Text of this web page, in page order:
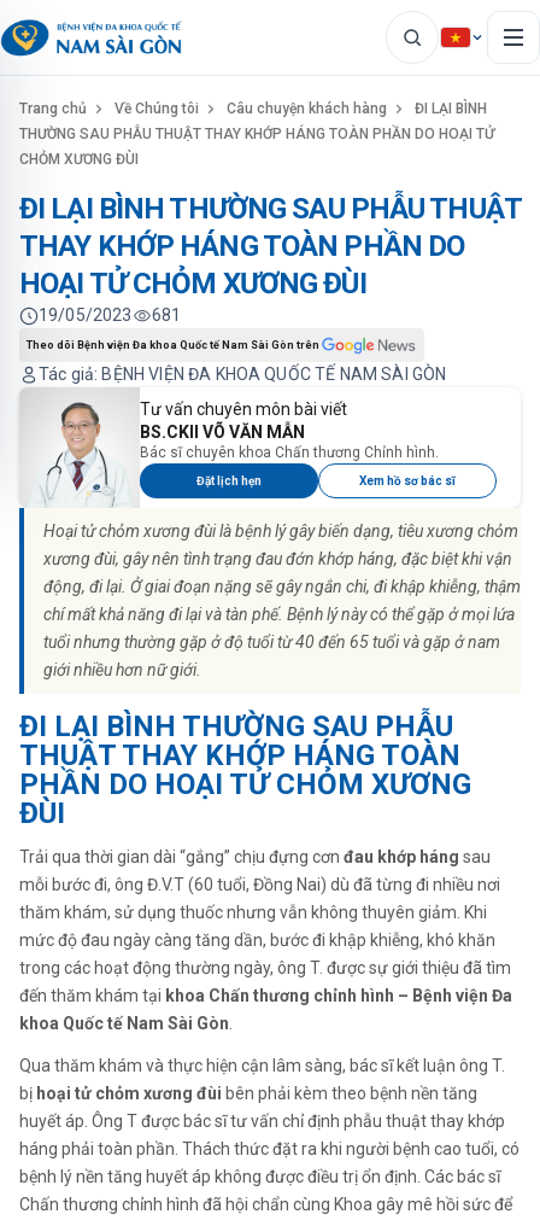
Trang chủ Về Chúng tôi Câu chuyện khách hàng
ĐI LẠI BÌNH
THƯỜNG SAU PHẪU THUẬT THAY KHỚP HÁNG TOÀN PHẦN DO HOẠI TỬ
CHỎM XƯƠNG ĐÙI
ĐI LẠI BÌNH THƯỜNG SAU PHẪU THUẬT
THAY KHỚP HÁNG TOÀN PHẦN DO
HOẠI TỬ CHỎM XƯƠNG ĐÙI
Tác giả: BỆNH VIỆN ĐA KHOA QUỐC TẾ NAM SÀI GÒN
19/05/2023 681
Theo dõi Bệnh viện Đa khoa Quốc tế Nam Sài Gòn trên
Tư vấn chuyên môn bài viết
BS.CKII VÕ VĂN MẪN
Bác sĩ chuyên khoa Chấn thương Chỉnh hình.
Đặt lịch hẹn Xem hồ sơ bác sĩ
Hoại tử chỏm xương đùi là bệnh lý gây biến dạng, tiêu xương chỏm
xương đùi, gây nên tình trạng đau đớn khớp háng, đặc biệt khi vận
động, đi lại. Ở giai đoạn nặng sẽ gây ngắn chi, đi khập khiễng, thậm
chí mất khả năng đi lại và tàn phế. Bệnh lý này có thể gặp ở mọi lứa
tuổi nhưng thường gặp ở độ tuổi từ 40 đến 65 tuổi và gặp ở nam
giới nhiều hơn nữ giới.
ĐI LẠI BÌNH THƯỜNG SAU PHẪU
THUẬT THAY KHỚP HÁNG TOÀN
PHẦN DO HOẠI TỬ CHỎM XƯƠNG
ĐÙI
Trải qua thời gian dài “gắng” chịu đựng cơn đau khớp háng sau
mỗi bước đi, ông Đ.V.T (60 tuổi, Đồng Nai) dù đã từng đi nhiều nơi
thăm khám, sử dụng thuốc nhưng vẫn không thuyên giảm. Khi
mức độ đau ngày càng tăng dần, bước đi khập khiễng, khó khăn
trong các hoạt động thường ngày, ông T. được sự giới thiệu đã tìm
đến thăm khám tại khoa Chấn thương chỉnh hình – Bệnh viện Đa
khoa Quốc tế Nam Sài Gòn
Qua thăm khám và thực hiện cận lâm sàng, bác sĩ kết luận ông T.
bị hoại tử chỏm xương đùi bên phải kèm theo bệnh nền tăng
huyết áp. Ông T được bác sĩ tư vấn chỉ định phẫu thuật thay khớp
háng phải toàn phần. Thách thức đặt ra khi người bệnh cao tuổi, có
bệnh lý nền tăng huyết áp không được điều trị ổn định. Các bác sĩ
Chấn thương chỉnh hình đã hội chẩn cùng Khoa gây mê hồi sức để